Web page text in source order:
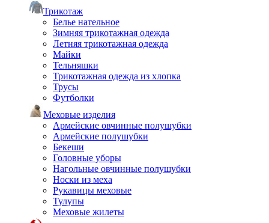
Трикотаж
Белье нательное
Зимняя трикотажная одежда
Летняя трикотажная одежда
Майки
Тельняшки
Трикотажная одежда из хлопка
Трусы
Футболки
Меховые изделия
Армейские овчинные полушубки
Армейские полушубки
Бекеши
Головные уборы
Нагольные овчинные полушубки
Носки из меха
Рукавицы меховые
Тулупы
Меховые жилеты